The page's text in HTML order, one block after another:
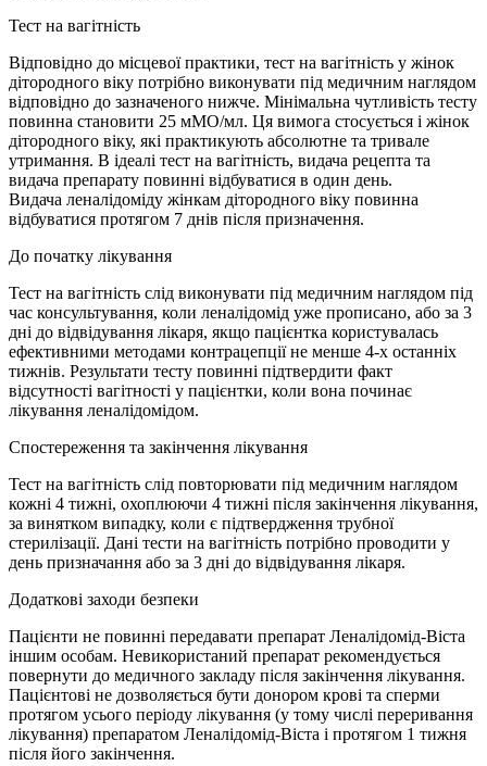
Тест на вагітність
Відповідно до місцевої практики, тест на вагітність у жінок
дітородного віку потрібно виконувати під медичним наглядом
відповідно до зазначеного нижче. Мінімальна чутливість тесту
повинна становити 25 мМО/мл. Ця вимога стосується і жінок
дітородного віку, які практикують абсолютне та тривале
утримання. В ідеалі тест на вагітність, видача рецепта та
видача препарату повинні відбуватися в один день.
Видача леналідоміду жінкам дітородного віку повинна
відбуватися протягом 7 днів після призначення.
До початку лікування
Тест на вагітність слід виконувати під медичним наглядом під
час консультування, коли леналідомід уже прописано, або за 3
дні до відвідування лікаря, якщо пацієнтка користувалась
ефективними методами контрацепції не менше 4-х останніх
тижнів. Результати тесту повинні підтвердити факт
відсутності вагітності у пацієнтки, коли вона починає
лікування леналідомідом.
Спостереження та закінчення лікування
Тест на вагітність слід повторювати під медичним наглядом
кожні 4 тижні, охоплюючи 4 тижні після закінчення лікування,
за винятком випадку, коли є підтвердження трубної
стерилізації. Дані тести на вагітність потрібно проводити у
день призначання або за 3 дні до відвідування лікаря.
Додаткові заходи безпеки
Пацієнти не повинні передавати препарат Леналідомід-Віста
іншим особам. Невикористаний препарат рекомендується
повернути до медичного закладу після закінчення лікування.
Пацієнтові не дозволяється бути донором крові та сперми
протягом усього періоду лікування (у тому числі переривання
лікування) препаратом Леналідомід-Віста і протягом 1 тижня
після його закінчення.